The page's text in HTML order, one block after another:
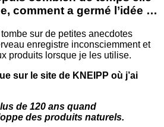
comment a germé l’idée …
sur de petites anecdotes
enregistre inconsciemment et
produits lorsque je les utilise.
sur le site de KNEIPP où j’ai
de 120 ans quand
des produits naturels.